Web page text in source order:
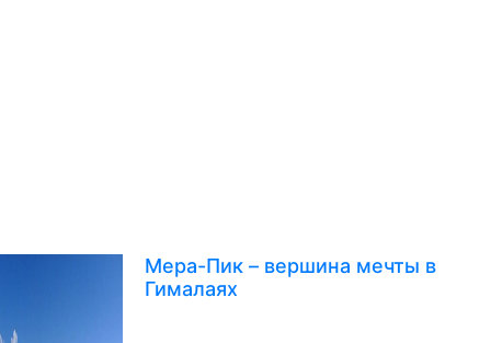
Мера-Пик – вершина мечты в
Гималаях